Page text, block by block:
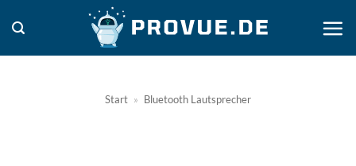
Inhalt
springen
Start » Bluetooth Lautsprecher